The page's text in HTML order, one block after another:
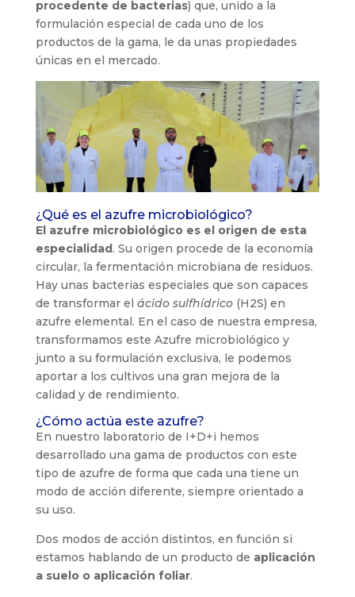
procedente de bacterias) que, unido a la
formulación especial de cada uno de los
productos de la gama, le da unas propiedades
únicas en el mercado.
¿Qué es el azufre microbiológico?
El azufre microbiológico es el origen de esta
especialidad. Su origen procede de la economía
circular, la fermentación microbiana de residuos.
Hay unas bacterias especiales que son capaces
de transformar el ácido sulfhídrico(H2S) en
azufre elemental. En el caso de nuestra empresa,
transformamos este Azufre microbiológico y
junto a su formulación exclusiva, le podemos
aportar a los cultivos una gran mejora de la
calidad y de rendimiento.
¿Cómo actúa este azufre?
En nuestro laboratorio de I+D+i hemos
desarrollado una gama de productos con este
tipo de azufre de forma que cada una tiene un
modo de acción diferente, siempre orientado a
su uso.
Dos modos de acción distintos, en función si
estamos hablando de un producto de aplicación
a suelo o aplicación foliar.